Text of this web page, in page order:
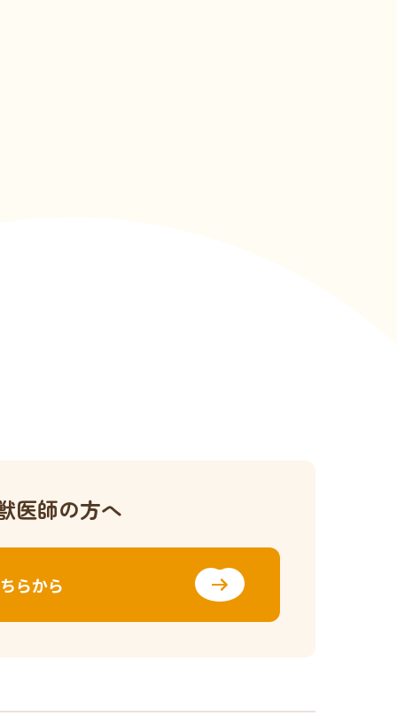
医師の方へ
らから